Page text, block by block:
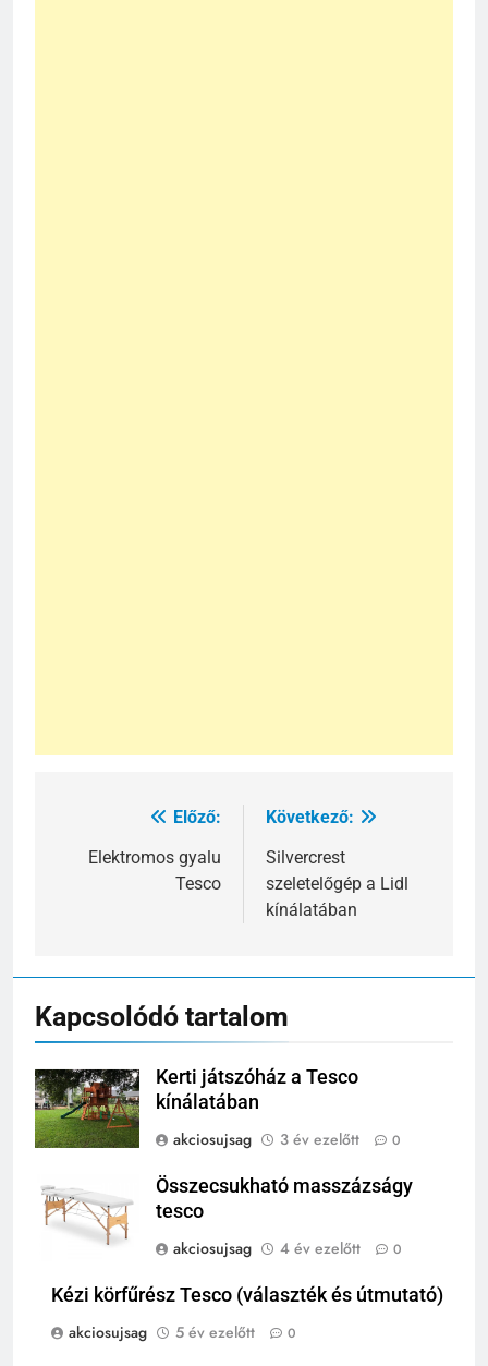
Bejegyzés
navigáció
Előző:
Elektromos gyalu
Tesco
Következő:
Silvercrest
szeletelőgép a Lidl
kínálatában
Kapcsolódó tartalom
Kerti játszóház a Tesco
kínálatában
akciosujsag
3 év ezelőtt 0
Összecsukható masszázságy
tesco
akciosujsag
4 év ezelőtt 0
Kézi körfűrész Tesco (választék és útmutató)
akciosujsag
5 év ezelőtt 0